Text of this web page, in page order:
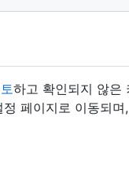
하고 확인되지 않은
페이지로 이동되